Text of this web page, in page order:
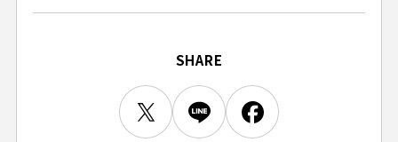
試合運営管理規程
ＦＣ町田ゼルビアスポーツクラブ
ＦＣ町田ゼルビアアカデミー
LINEミニアプリプライバシーポリシー
SHARE